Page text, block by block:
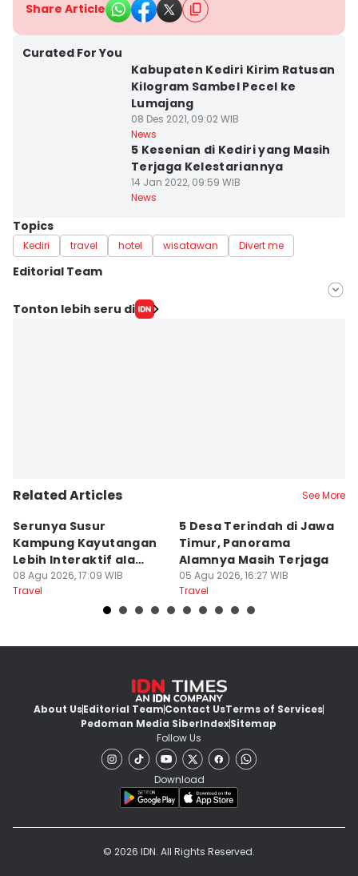
Share Article
Curated For You
Kabupaten Kediri Kirim Ratusan
Kilogram Sambel Pecel ke
Lumajang
08 Des 2021, 09:02 WIB
News
5 Kesenian di Kediri yang Masih
Terjaga Kelestariannya
14 Jan 2022, 09:59 WIB
News
Topics
Kediri travel hotel wisatawan Divert me
Editorial Team
Editor
Tonton lebih seru di
Related Articles See More
Serunya Susur
Kampung Kayutangan
Lebih Interaktif ala
Kelana Race
08 Agu 2026, 17:09 WIB
Travel
5 Desa Terindah di Jawa
Timur, Panorama
Alamnya Masih Terjaga
05 Agu 2026, 16:27 WIB
Travel
About UsEditorial TeamContact UsTerms of Services
Pedoman Media SiberIndexSitemap
Follow Us
Download
© 2026 IDN. All Rights Reserved.